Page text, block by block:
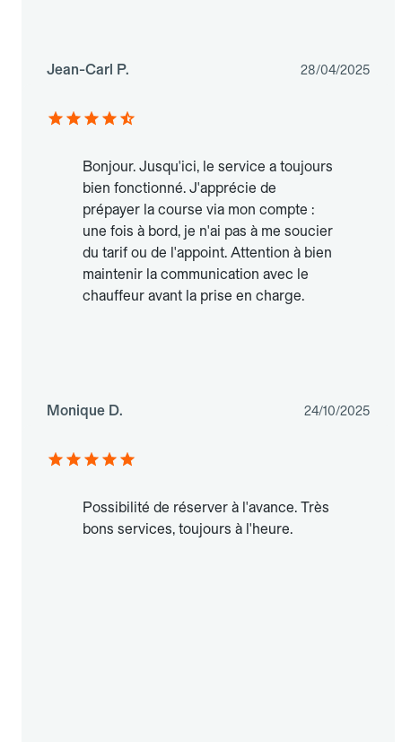
Jean-Carl P. 28/04/2025
Bonjour. Jusqu'ici, le service a toujours
bien fonctionné. J'apprécie de
prépayer la course via mon compte :
une fois à bord, je n'ai pas à me soucier
du tarif ou de l'appoint. Attention à bien
maintenir la communication avec le
chauffeur avant la prise en charge.
Monique D. 24/10/2025
Possibilité de réserver à l'avance. Très
bons services, toujours à l'heure.